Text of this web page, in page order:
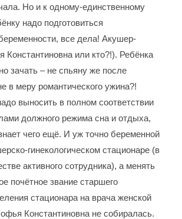
Но и к одному-единственному
надо подготовиться
все дела! Акушер-
Константиновна или кто?!). Ребёнка
зачать – не спьяну же после
в меру романтического ужина?!
выносить в полном соответствии
должного режима сна и отдыха,
чего ещё. И уж точно беременной
гинекологическом стационаре (в
активного сотрудника), а менять
почётное звание старшего
стационара на врача женской
Константиновна не собиралась.